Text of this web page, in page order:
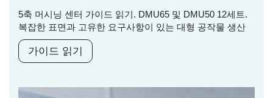
5축 머시닝 센터 가이드 읽기. DMU65 및 DMU50 12세트.
복잡한 표면과 고유한 요구사항이 있는 대형 공작물 생산
가이드 읽기